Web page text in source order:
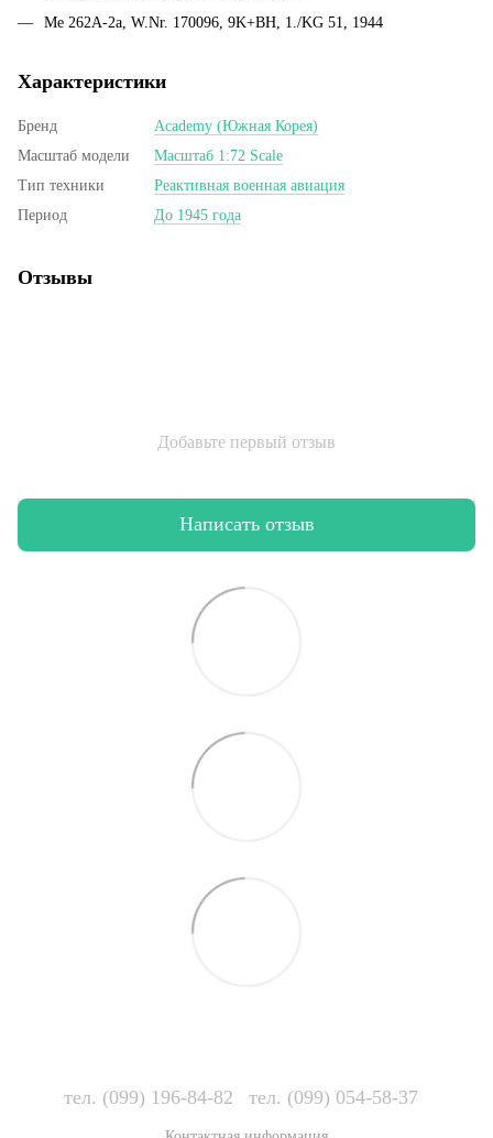
Me 262A-2a, W.Nr. 170096, 9K+BH, 1./KG 51, 1944
Характеристики
Бренд
Academy (Южная Корея)
Масштаб модели
Масштаб 1:72 Scale
Тип техники
Реактивная военная авиация
Период
До 1945 года
Отзывы
Добавьте первый отзыв
Написать отзыв
тел. (099) 196-84-82 тел. (099) 054-58-37